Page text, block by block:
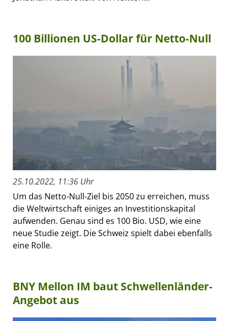
100 Billionen US-Dollar für Netto-Null
25.10.2022, 11:36 Uhr
Um das Netto-Null-Ziel bis 2050 zu erreichen, muss
die Weltwirtschaft einiges an Investitionskapital
aufwenden. Genau sind es 100 Bio. USD, wie eine
neue Studie zeigt. Die Schweiz spielt dabei ebenfalls
eine Rolle.
BNY Mellon IM baut Schwellenländer-
Angebot aus